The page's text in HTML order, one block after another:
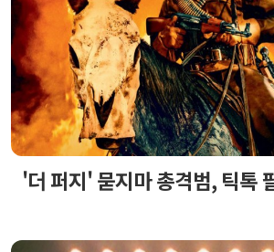
'더 퍼지' 묻지마 총격범, 틱톡